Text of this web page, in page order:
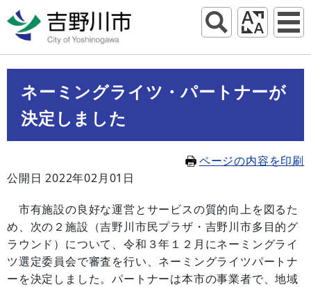
ネーミングライツ・パートナーが
決定しました
ページの内容を印刷
公開日 2022年02月01日
市有施設の良好な運営とサービスの質的向上を図るた
め、次の２施設（吉野川市民プラザ・吉野川市多目的グ
ラウンド）について、令和３年１２月にネーミングライ
ツ選定委員会で審査を行い、ネーミングライツパートナ
ーを決定しました。パートナーは本市の事業者で、地域